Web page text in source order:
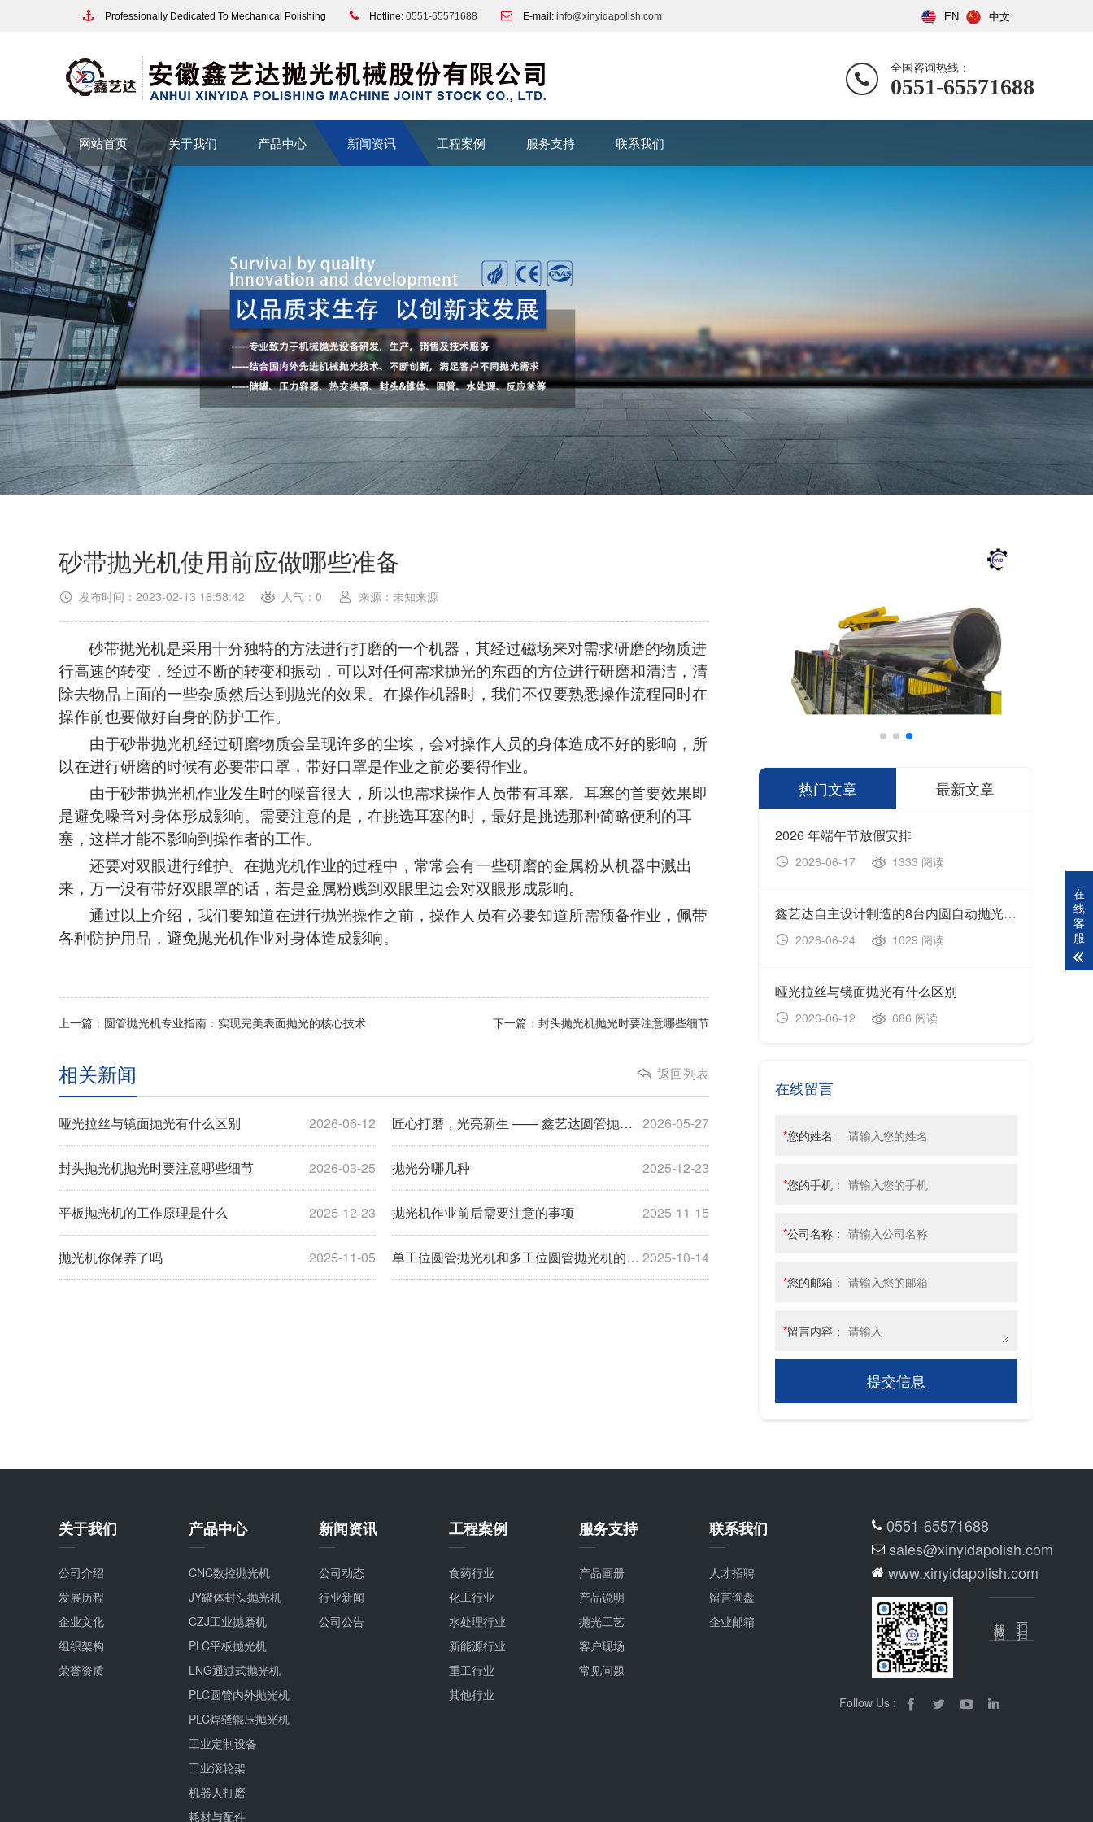
Professionally Dedicated To Mechanical Polishing Hotline: 0551-65571688 E-mail: info@xinyidapolish.com EN 中文
全国咨询热线：
0551-65571688
网站首页 关于我们 产品中心 新闻资讯 工程案例 服务支持 联系我们
砂带抛光机使用前应做哪些准备
发布时间：2023-02-13 16:58:42 人气：0 来源：未知来源
砂带抛光机是采用十分独特的方法进行打磨的一个机器，其经过磁场来对需求研磨的物质进
行高速的转变，经过不断的转变和振动，可以对任何需求抛光的东西的方位进行研磨和清洁，清
除去物品上面的一些杂质然后达到抛光的效果。在操作机器时，我们不仅要熟悉操作流程同时在
操作前也要做好自身的防护工作。
由于砂带抛光机经过研磨物质会呈现许多的尘埃，会对操作人员的身体造成不好的影响，所
以在进行研磨的时候有必要带口罩，带好口罩是作业之前必要得作业。
由于砂带抛光机作业发生时的噪音很大，所以也需求操作人员带有耳塞。耳塞的首要效果即
是避免噪音对身体形成影响。需要注意的是，在挑选耳塞的时 ， 最好是挑选那种简略便利的耳
塞，这样才能不影响到操作者的工作。
还要对双眼进行维护。在抛光机作业的过程中，常常会有一些研磨的金属粉从机器中溅出
来，万一没有带好双眼罩的话，若是金属粉贱到双眼里边会对双眼形成影响。
通过以上介绍，我们要知道在进行抛光操作之前，操作人员有必要知道所需预备作业，佩带
各种防护用品 ，避免抛光机作业对身体造成影响。
上一篇：圆管抛光机专业指南：实现完美表面抛光的核心技术 下一篇：封头抛光机抛光时要注意哪些细节
返回列表
相关新闻
2026-06-12
哑光拉丝与镜面抛光有什么区别 2026-05-27
匠心打磨，光亮新生 —— 鑫艺达圆管抛光机，定义管材精加工新标杆
2026-03-25
封头抛光机抛光时要注意哪些细节 2025-12-23
抛光分哪几种
2025-12-23
平板抛光机的工作原理是什么 2025-11-15
抛光机作业前后需要注意的事项
2025-11-05
抛光机你保养了吗 2025-10-14
单工位圆管抛光机和多工位圆管抛光机的区别
热门文章 最新文章
2026 年端午节放假安排
2026-06-17 1333 阅读
鑫艺达自主设计制造的8台内圆自动抛光机顺利完成生产制造、设备调试及出厂验收工作，并于今日正式装车发货。
2026-06-24 1029 阅读
哑光拉丝与镜面抛光有什么区别
2026-06-12 686 阅读
在线留言
*您的姓名：
*您的手机：
*公司名称：
*您的邮箱：
*留言内容：
提交信息
关于我们
公司介绍
发展历程
企业文化
组织架构
荣誉资质
产品中心
CNC数控抛光机
JY罐体封头抛光机
CZJ工业抛磨机
PLC平板抛光机
LNG通过式抛光机
PLC圆管内外抛光机
PLC焊缝辊压抛光机
工业定制设备
工业滚轮架
机器人打磨
耗材与配件
新闻资讯
公司动态
行业新闻
公司公告
工程案例
食药行业
化工行业
水处理行业
新能源行业
重工行业
其他行业
服务支持
产品画册
产品说明
抛光工艺
客户现场
常见问题
联系我们
人才招聘
留言询盘
企业邮箱
0551-65571688
sales@xinyidapolish.com
www.xinyidapolish.com
Follow Us :
在
线
客
服